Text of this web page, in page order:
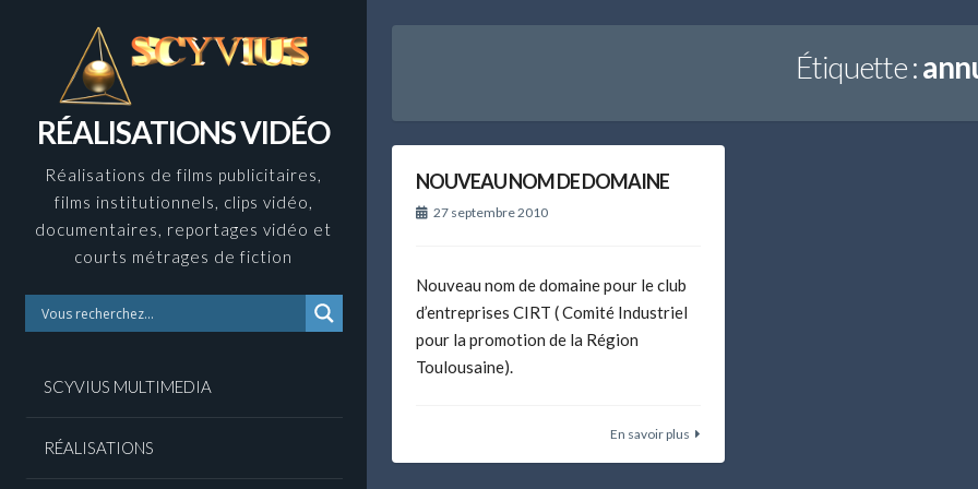
RÉALISATIONS VIDÉO
Réalisations de films publicitaires,
films institutionnels, clips vidéo,
documentaires, reportages vidéo et
courts métrages de fiction
SCYVIUS MULTIMEDIA
RÉALISATIONS
Étiquette :
NOUVEAU NOM DE DOMAINE
27 septembre 2010
Nouveau nom de domaine pour le club
d’entreprises CIRT ( Comité Industriel
pour la promotion de la Région
Toulousaine).
En savoir plus